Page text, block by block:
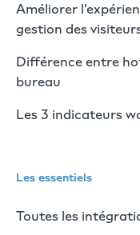
Améliorer
gestion des
Différence entre
bureau
Les 3 indicateurs
Les essentiels
Toutes les